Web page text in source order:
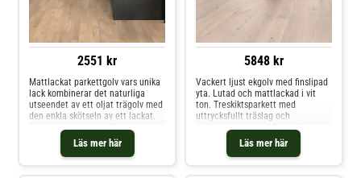
2551 kr
Läs mer här
Mattlackat parkettgolv vars unika
lack kombinerar det naturliga
utseendet av ett oljat trägolv med
den enkla skötseln av ett lackat.
Med den nya lacken Proteco
ExtraMatt får du det lackade
golvets alla praktiska fördelar.
Utmärkt städbarhet, minimal
5848 kr
Läs mer här
Vackert ljust ekgolv med finslipad
yta. Lutad och mattlackad i vit
ton. Treskiktsparkett med
uttrycksfullt träslag och
motståndskrafig kvalitet. Golvet
har Berg & Bergs egna
klicksystem Svedloc Plus. Denna
fog låser samman brädorna och